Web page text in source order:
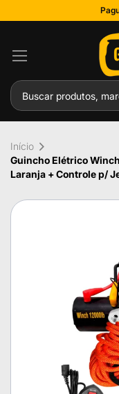
Início
Guincho Elétrico
Laranja + Controle p/